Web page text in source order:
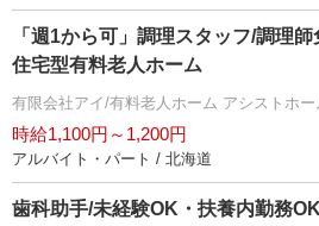
「週1から可」調理スタッフ/調理
住宅型有料老人ホーム
有限会社アイ/有料老人ホーム アシストホ
時給1,100円～1,200円
アルバイト・パート / 北海道
歯科助手/未経験OK・扶養内勤務OK